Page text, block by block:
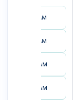
1:00 AM
1:30 AM
2:00 AM
2:30 AM